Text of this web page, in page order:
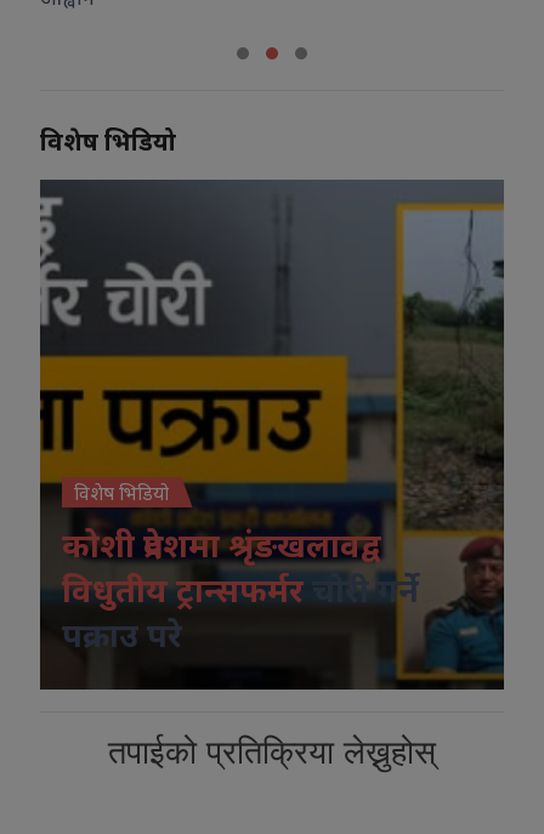
विशेष भिडियो
विशेष भिडियो
कोशी प्रदेशमा श्रृंङखलावद्व
विधुतीय ट्रान्सफर्मर
चोरी गर्ने
पक्राउ परे
तपाईको प्रतिक्रिया लेख्नुहोस्